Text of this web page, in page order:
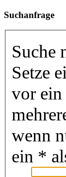
Suchanfrage
Suche
Setze
vor ein
wenn
ein *